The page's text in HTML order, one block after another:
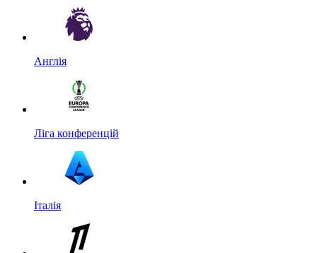
Англія
Ліга конференцій
Італія